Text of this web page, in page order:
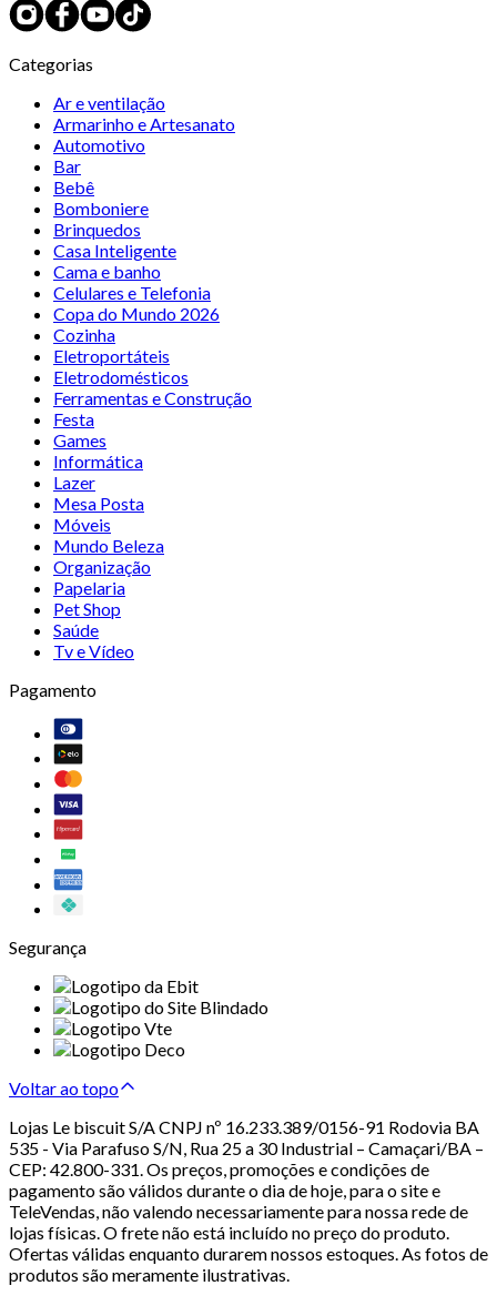
Categorias
Ar e ventilação
Armarinho e Artesanato
Automotivo
Bar
Bebê
Bomboniere
Brinquedos
Casa Inteligente
Cama e banho
Celulares e Telefonia
Copa do Mundo 2026
Cozinha
Eletroportáteis
Eletrodomésticos
Ferramentas e Construção
Festa
Games
Informática
Lazer
Mesa Posta
Móveis
Mundo Beleza
Organização
Papelaria
Pet Shop
Saúde
Tv e Vídeo
Pagamento
Segurança
Voltar ao topo
Lojas Le biscuit S/A CNPJ nº 16.233.389/0156-91 Rodovia BA
535 - Via Parafuso S/N, Rua 25 a 30 Industrial – Camaçari/BA –
CEP: 42.800-331. Os preços, promoções e condições de
pagamento são válidos durante o dia de hoje, para o site e
TeleVendas, não valendo necessariamente para nossa rede de
lojas físicas. O frete não está incluído no preço do produto.
Ofertas válidas enquanto durarem nossos estoques. As fotos de
produtos são meramente ilustrativas.